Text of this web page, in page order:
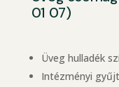
01 07)
Üveg hulladék
Intézményi